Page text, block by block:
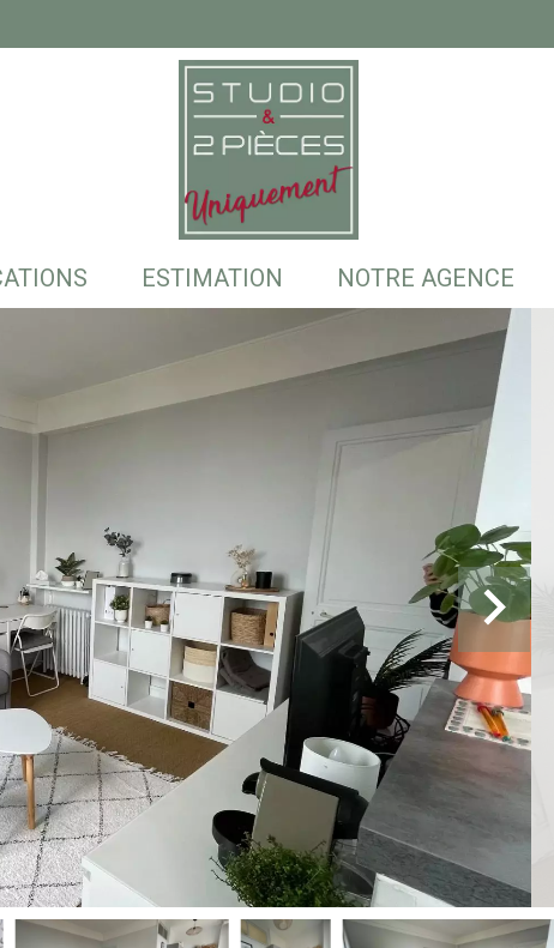
ESTIMATION NOTRE AGENCE